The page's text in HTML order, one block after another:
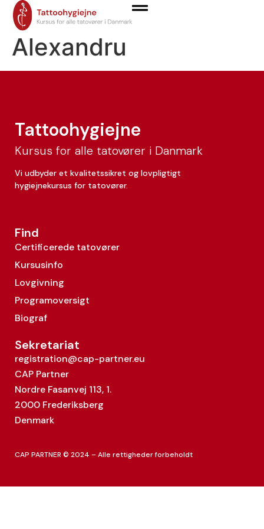
Grosu Vasile-
Alexandru
Tattoohygiejne
Kursus for alle tatovører i Danmark
Vi udbyder et kvalitetssikret og lovpligtigt
hygiejnekursus for tatovører.
Find
Certificerede tatovører
Kursusinfo
Lovgivning
Programoversigt
Biograf
Sekretariat
registration@cap-partner.eu
CAP Partner
Nordre Fasanvej 113, 1.
2000 Frederiksberg
Denmark
CAP PARTNER © 2024 – Alle rettigheder forbeholdt